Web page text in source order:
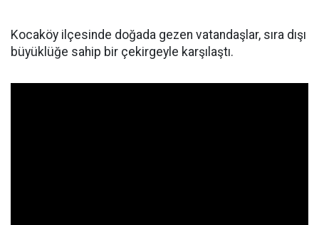
Kocaköy ilçesinde doğada gezen vatandaşlar, sıra dışı
büyüklüğe sahip bir çekirgeyle karşılaştı.